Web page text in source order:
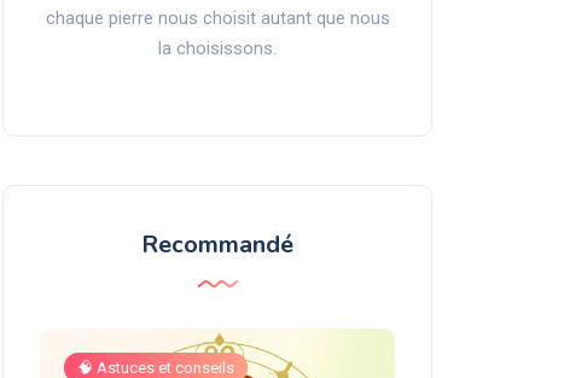
chaque pierre nous choisit autant que nous
la choisissons.
Recommandé
🧠 Astuces et conseils